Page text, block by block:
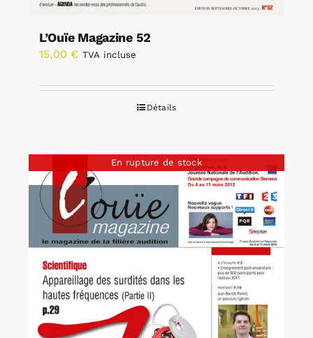
L’Ouïe Magazine 52
15,00 € TVA incluse
Détails
En rupture de stock